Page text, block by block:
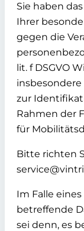
Sie haben
Ihrer
gegen die
lit. f DSGVO
zur
Rahmen der
für
Bitte richten
Im Falle
betreffende
sei denn, es